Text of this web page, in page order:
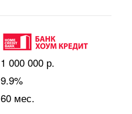
1 000 000 р.
9.9%
60 мес.